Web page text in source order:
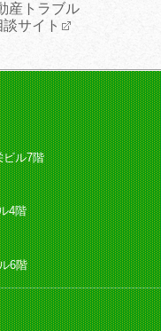
産トラブル
談サイト
ビル7階
4階
6階